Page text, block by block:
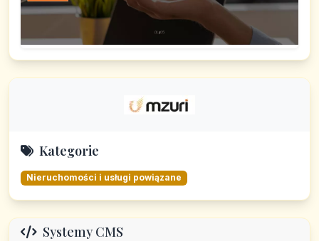
Kategorie
Nieruchomości i usługi powiązane
Systemy CMS